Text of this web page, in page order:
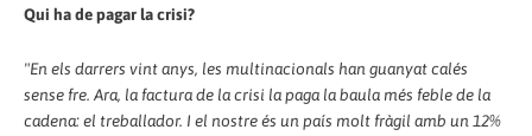
Qui ha de pagar la crisi?
"En els darrers vint anys, les multinacionals han guanyat calés
sense fre. Ara, la factura de la crisi la paga la baula més feble de la
cadena: el treballador. I el nostre és un país molt fràgil amb un 12%